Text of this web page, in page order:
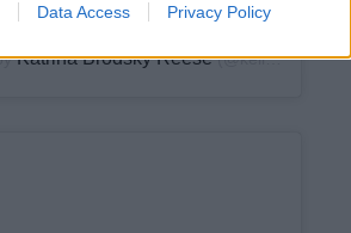
Data Access Privacy Policy
#kellerrose
Katrina Brodsky Reese(@keller_rose) on